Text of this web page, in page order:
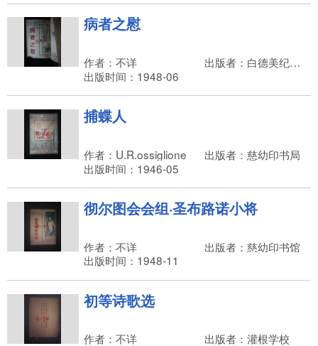
病者之慰
作者：不详
出版者：白德美纪念出版社
出版时间：1948-06
捕蝶人
作者：U.R.ossiglione
出版者：慈幼印书局
出版时间：1946-05
彻尔图会会组·圣布路诺小将
作者：不详
出版者：慈幼印书馆
出版时间：1948-11
初等诗歌选
作者：不详
出版者：灌根学校